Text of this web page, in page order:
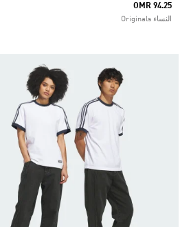
OMR 94.25
النساء Originals